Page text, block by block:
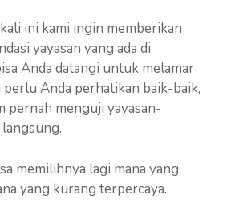
ini kami ingin memberikan
yayasan yang ada di
Anda datangi untuk melamar
perlu Anda perhatikan baik-baik,
pernah menguji yayasan-
memilihnya lagi mana yang
yang kurang terpercaya.